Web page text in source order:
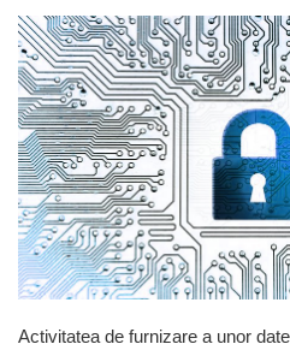
Activitatea de furnizare a unor